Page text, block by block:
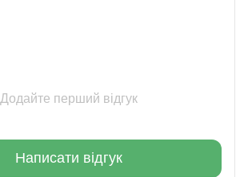
Додайте перший відгук
Написати відгук